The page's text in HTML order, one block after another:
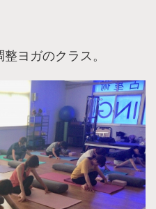
ヨガのクラス。